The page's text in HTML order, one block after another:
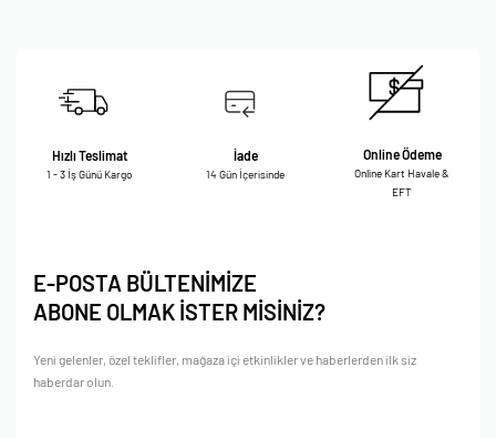
Hızlı Teslimat
1 - 3 İş Günü Kargo
İade
14 Gün İçerisinde
Online Ödeme
Online Kart Havale &
EFT
E-POSTA BÜLTENİMİZE
ABONE OLMAK İSTER MİSİNİZ?
Yeni gelenler, özel teklifler, mağaza içi etkinlikler ve haberlerden ilk siz
haberdar olun.